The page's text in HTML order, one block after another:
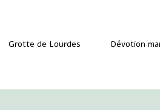
Grotte de Lourdes Dévotion